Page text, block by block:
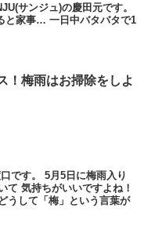
サンジュ)の慶田元です。
と家事… 一日中バタバタで1
！梅雨はお掃除をしよ
です。 5月5日に梅雨入り
て 気持ちがいいですよね！
うして「梅」という言葉が